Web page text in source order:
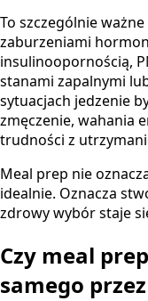
To szczególnie
zaburzeniami
insulinoopornością,
stanami zapalnymi
sytuacjach jedzenie
zmęczenie, wahania
trudności z
Meal prep nie
idealnie. Oznacza
zdrowy wybór staje
Czy meal
samego